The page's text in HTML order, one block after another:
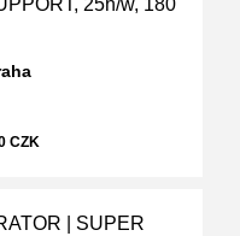
25h/w, 180
CZK
| SUPER